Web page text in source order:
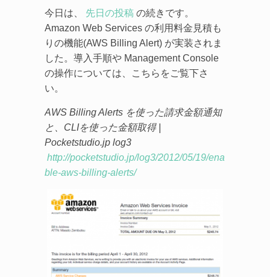
今日は、 先日の投稿 の続きです。
Amazon Web Services の利用料金見積も
りの機能(AWS Billing Alert) が実装されま
した。導入手順や Management Console
の操作については、こちらをご覧下さ
い。
AWS Billing Alerts を使った請求金額通知
と、CLIを使った金額取得 |
Pocketstudio.jp log3
http://pocketstudio.jp/log3/2012/05/19/ena
ble-aws-billing-alerts/